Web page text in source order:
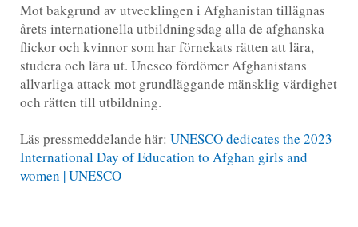
Mot bakgrund av utvecklingen i Afghanistan tillägnas
årets internationella utbildningsdag alla de afghanska
flickor och kvinnor som har förnekats rätten att lära,
studera och lära ut. Unesco fördömer Afghanistans
allvarliga attack mot grundläggande mänsklig värdighet
och rätten till utbildning.
Läs pressmeddelande här: UNESCO dedicates the 2023
International Day of Education to Afghan girls and
women | UNESCO